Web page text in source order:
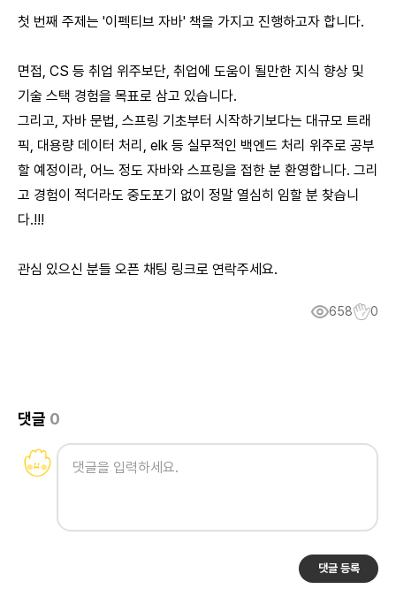
첫 번째 주제는 '이펙티브 자바' 책을 가지고 진행하고자 합니다.
면접, CS 등 취업 위주보단, 취업에 도움이 될만한 지식 향상 및
기술 스택 경험을 목표로 삼고 있습니다.
그리고, 자바 문법, 스프링 기초부터 시작하기보다는 대규모 트래
픽, 대용량 데이터 처리, elk 등 실무적인 백엔드 처리 위주로 공부
할 예정이라, 어느 정도 자바와 스프링을 접한 분 환영합니다. 그리
고 경험이 적더라도 중도포기 없이 정말 열심히 임할 분 찾습니
다.!!!
관심 있으신 분들 오픈 채팅 링크로 연락주세요.
658 0
댓글 0
댓글 등록